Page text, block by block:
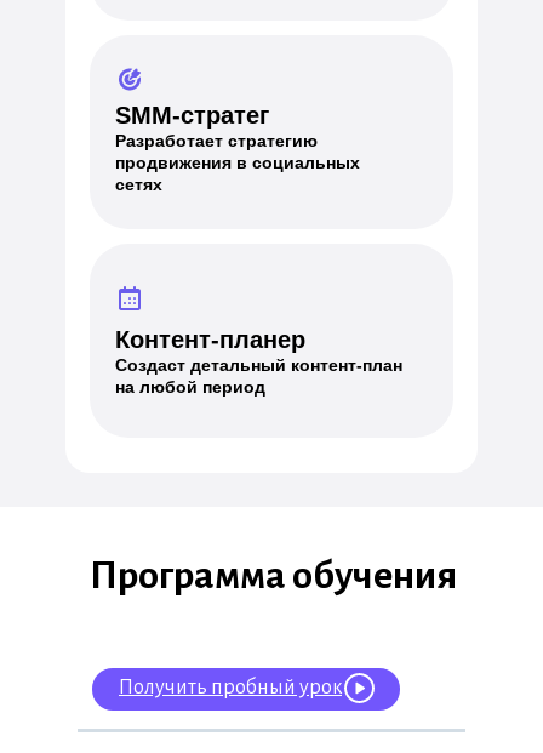
Контент-планер
Создаст детальный контент-план
на любой период
SMM-стратег
Разработает стратегию
продвижения в социальных
сетях
Программа обучения
Получить пробный урок